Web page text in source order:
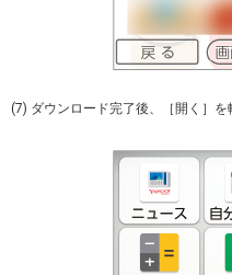
(7) ダウンロード完了後、［開く］を